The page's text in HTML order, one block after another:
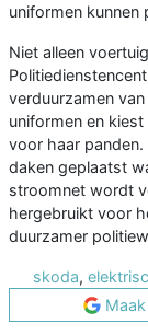
uniformen kunnen
Niet alleen
verduurzamen
uniformen en
voor haar panden.
daken geplaatst
stroomnet wordt
hergebruikt voor
duurzamer
skoda,
Maak